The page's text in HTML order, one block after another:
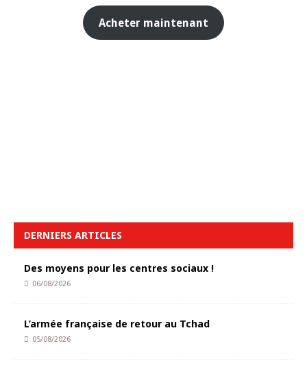
Acheter maintenant
DERNIERS ARTICLES
Des moyens pour les centres sociaux !
06/08/2026
L’armée française de retour au Tchad
05/08/2026